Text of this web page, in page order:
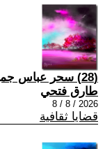
(28) سحر عباس جميل بين مستثمر وسياسي اطاري
طارق فتحي
2026 / 8 / 8
قضايا ثقافية